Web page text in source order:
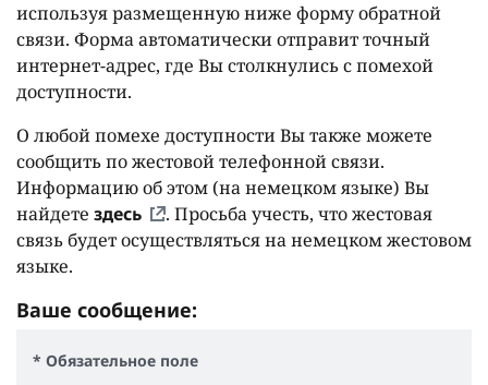
используя размещенную ниже форму обратной
связи. Форма автоматически отправит точный
интернет-адрес, где Вы столкнулись с помехой
доступности.
О любой помехе доступности Вы также можете
сообщить по жестовой телефонной связи.
Информацию об этом (на немецком языке) Вы
найдете здесь
. Просьба учесть, что жестовая
связь будет осуществляться на немецком жестовом
языке.
Ваше сообщение:
* Обязательное поле